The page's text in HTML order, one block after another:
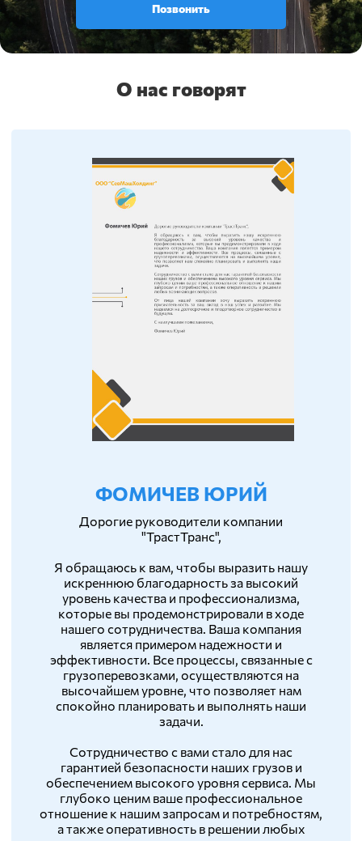
Позвонить
О нас говорят
ФОМИЧЕВ ЮРИЙ
Дорогие руководители компании
"ТрастТранс",
Я обращаюсь к вам, чтобы выразить нашу
искреннюю благодарность за высокий
уровень качества и профессионализма,
которые вы продемонстрировали в ходе
нашего сотрудничества. Ваша компания
является примером надежности и
эффективности. Все процессы, связанные с
грузоперевозками, осуществляются на
высочайшем уровне, что позволяет нам
спокойно планировать и выполнять наши
задачи.
Сотрудничество с вами стало для нас
гарантией безопасности наших грузов и
обеспечением высокого уровня сервиса. Мы
глубоко ценим ваше профессиональное
отношение к нашим запросам и потребностям,
а также оперативность в решении любых